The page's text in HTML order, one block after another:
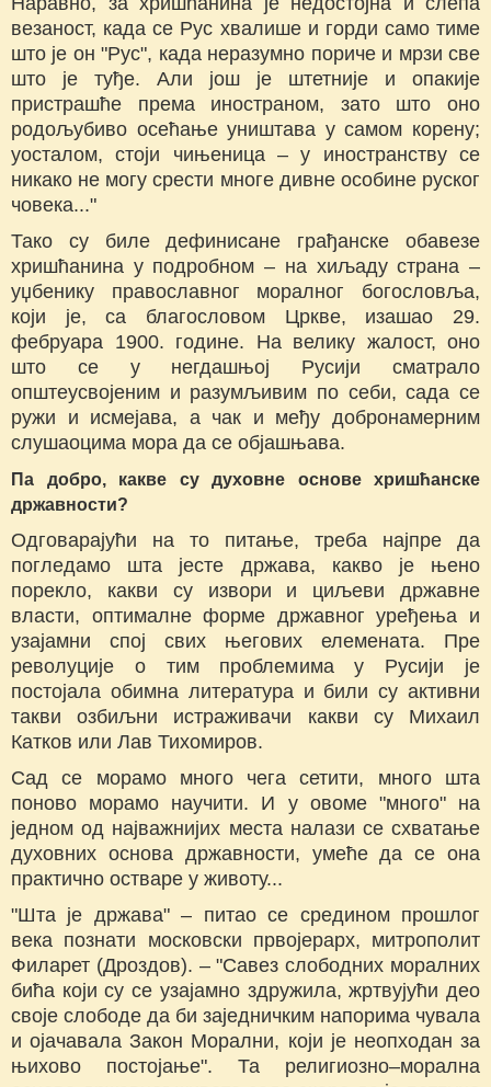
везаност, када се Рус хвалише и горди само тиме
што је он "Рус", када неразумно пориче и мрзи све
што је туђе. Али још је штетније и опакије
пристрашће према иностраном, зато што оно
родољубиво осећање уништава у самом корену;
уосталом, стоји чињеница – у иностранству се
никако не могу срести многе дивне особине руског
човека..."
Тако су биле дефинисане грађанске обавезе
хришћанина у подробном – на хиљаду страна –
уџбенику православног моралног богословља,
који је, са благословом Цркве, изашао 29.
фебруара 1900. године. На велику жалост, оно
што се у негдашњој Русији сматрало
општеусвојеним и разумљивим по себи, сада се
ружи и исмејава, а чак и међу добронамерним
слушаоцима мора да се објашњава.
Па добро, какве су духовне основе хришћанске
државности?
Одговарајући на то питање, треба најпре да
погледамо шта јесте држава, какво је њено
порекло, какви су извори и циљеви државне
власти, оптималне форме државног уређења и
узајамни спој свих његових елемената. Пре
револуције о тим проблемима у Русији је
постојала обимна литература и били су активни
такви озбиљни истраживачи какви су Михаил
Катков или Лав Тихомиров.
Сад се морамо много чега сетити, много шта
поново морамо научити. И у овоме "много" на
једном од најважнијих места налази се схватање
духовних основа државности, умеће да се она
практично остваре у животу...
"Шта је држава" – питао се средином прошлог
века познати московски првојерарх, митрополит
Филарет (Дроздов). – "Савез слободних моралних
бића који су се узајамно здружила, жртвујући део
своје слободе да би заједничким напорима чувала
и ојачавала Закон Морални, који је неопходан за
њихово постојање". Та религиозно–морална